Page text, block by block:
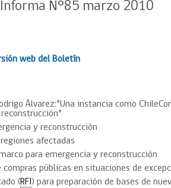
Bases Tipo de Licitación
Trato directo
Subasta inversa
electrónica
Compra Pública de
Innovación
Subasta inversa
electrónica proveedor
Requisitos para
Sello Empresa Mujer
N°85 marzo 2010
web del Boletín
Álvarez:”Una instancia como
y reconstrucción
afectadas
para emergencia y reconstrucción
públicas en situaciones de
(RFI) para preparación de bases de